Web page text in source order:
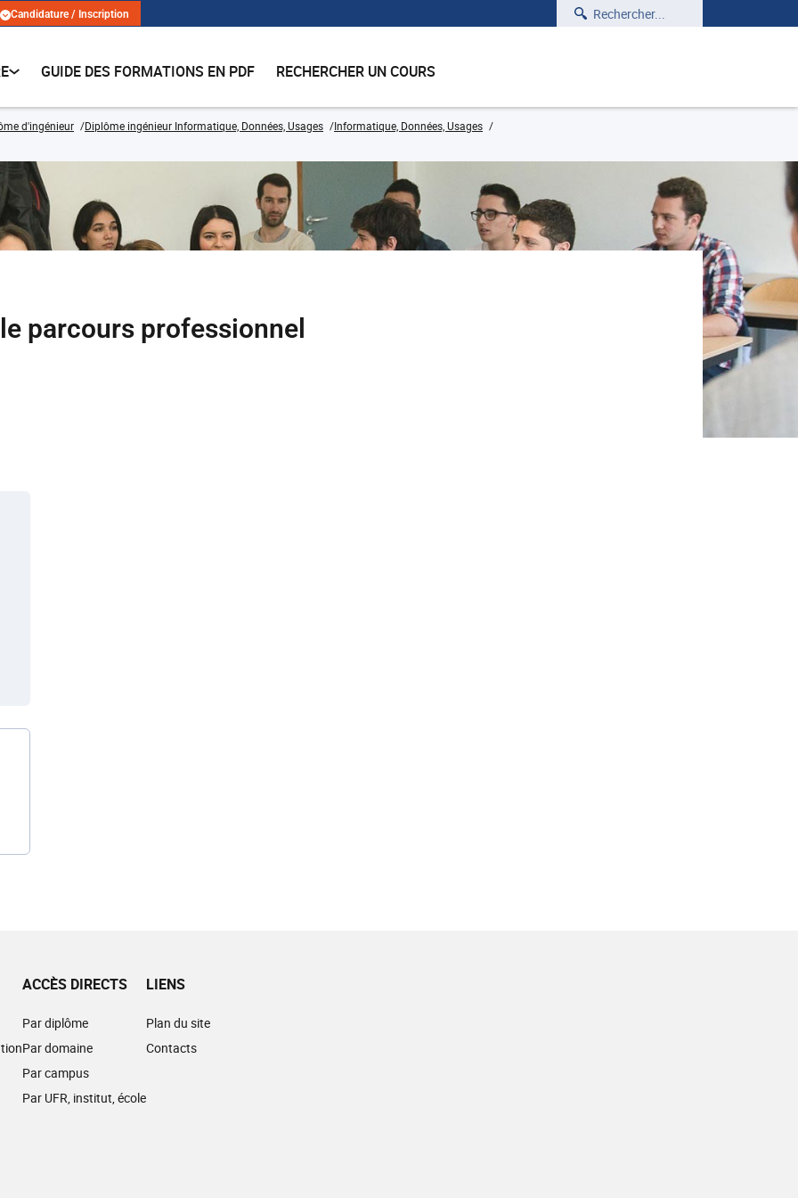
Candidature / Inscription Rechercher
GUIDE DES FORMATIONS EN PDF RECHERCHER UN COURS
d'ingénieur Diplôme ingénieur Informatique, Données, Usages Informatique, Données, Usages
parcours professionnel
ACCÈS DIRECTS
Par diplôme
Par domaine
Par campus
Par UFR, institut, école
LIENS
Plan du site
Contacts